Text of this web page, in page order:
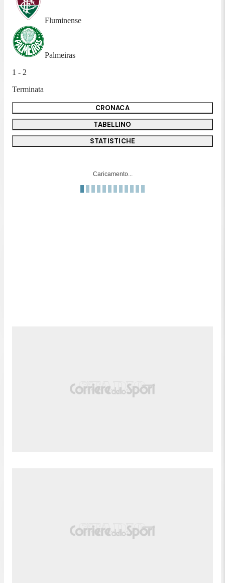
Fluminense
Palmeiras
1 - 2
Terminata
CRONACA
TABELLINO
STATISTICHE
Caricamento...